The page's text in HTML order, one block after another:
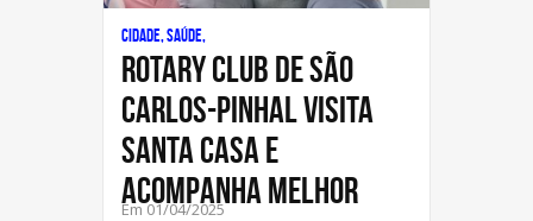
Cidade, Saúde,
Rotary Club de São
Carlos-Pinhal visita
Santa Casa e
acompanha melhor
Em 01/04/2025